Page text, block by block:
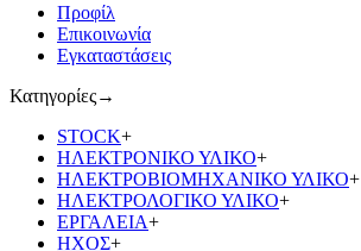
Προφίλ
Επικοινωνία
Εγκαταστάσεις
Κατηγορίες→
STOCK+
ΗΛΕΚΤΡΟΝΙΚΟ ΥΛΙΚΟ+
ΗΛΕΚΤΡΟΒΙΟΜΗΧΑΝΙΚΟ ΥΛΙΚΟ+
ΗΛΕΚΤΡΟΛΟΓΙΚΟ ΥΛΙΚΟ+
ΕΡΓΑΛΕΙΑ+
ΗΧΟΣ+